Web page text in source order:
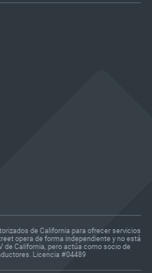
de California para ofrecer servicios
opera de forma independiente y no está
de California, pero actúa como socio de
Licencia #04489